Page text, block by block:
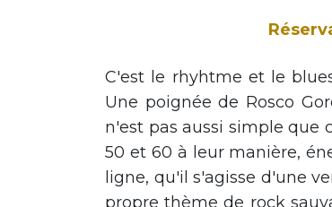
C'est le rhyhtme et le
Une poignée de Rosco
n'est pas aussi simple que
50 et 60 à leur manière,
ligne, qu'il s'agisse d'une
propre thème de rock